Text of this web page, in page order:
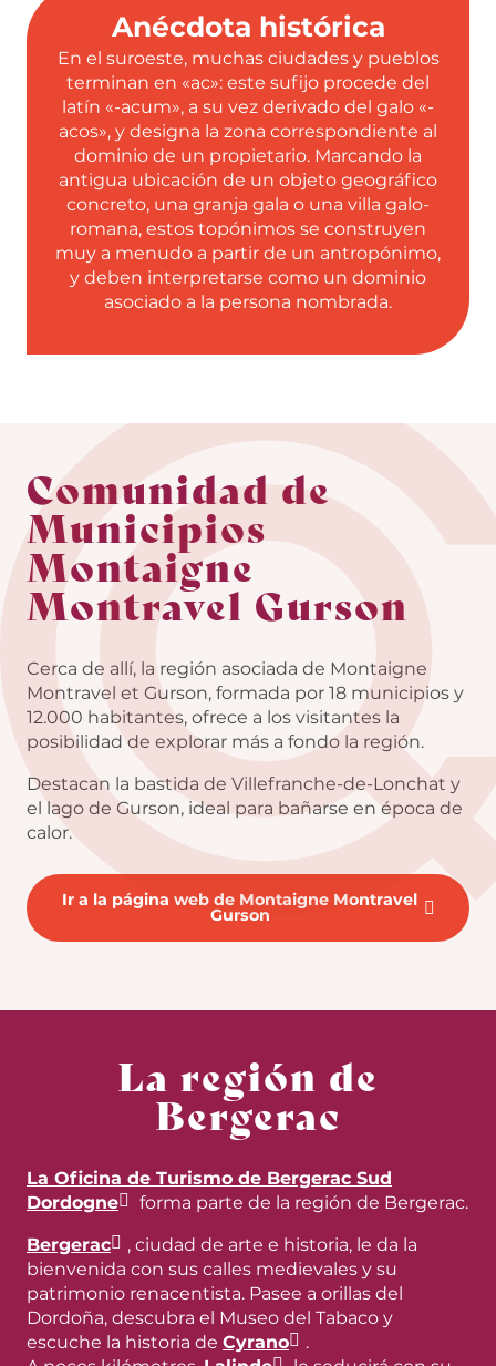
Anécdota histórica
En el suroeste, muchas ciudades y pueblos
terminan en «ac»: este sufijo procede del
latín «-acum», a su vez derivado del galo «-
acos», y designa la zona correspondiente al
dominio de un propietario. Marcando la
antigua ubicación de un objeto geográfico
concreto, una granja gala o una villa galo-
romana, estos topónimos se construyen
muy a menudo a partir de un antropónimo,
y deben interpretarse como un dominio
asociado a la persona nombrada.
Comunidad de
Municipios
Montaigne
Montravel Gurson
Cerca de allí, la región asociada de Montaigne
Montravel et Gurson, formada por 18 municipios y
12.000 habitantes, ofrece a los visitantes la
posibilidad de explorar más a fondo la región.
Destacan la bastida de Villefranche-de-Lonchat y
el lago de Gurson, ideal para bañarse en época de
calor.
Ir a la página web de Montaigne Montravel
Gurson
La región de
Bergerac
La Oficina de Turismo de Bergerac Sud
Dordogne
forma parte de la región de Bergerac.
Bergerac
, ciudad de arte e historia, le da la
bienvenida con sus calles medievales y su
patrimonio renacentista. Pasee a orillas del
Dordoña, descubra el Museo del Tabaco y
escuche la historia de Cyrano
.